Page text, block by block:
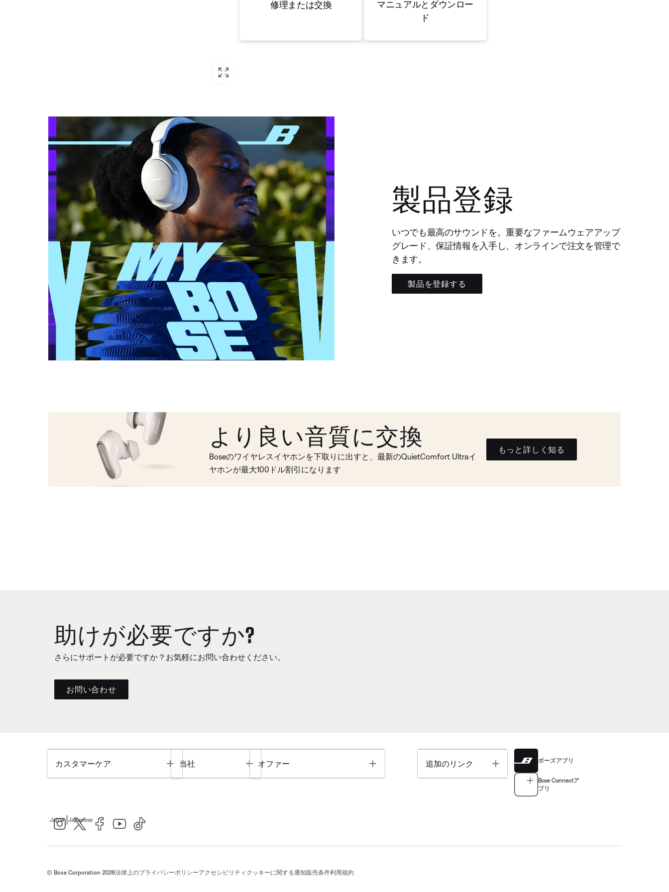
修理または交換
マニュアルとダウンロー
ド
製品登録
いつでも最高のサウンドを。重要なファームウェアアップ
グレード、保証情報を入手し、オンラインで注文を管理で
きます。
製品を登録する
より良い音質に交換
Boseのワイヤレスイヤホンを下取りに出すと、最新のQuietComfort Ultraイ
ヤホンが最大100ドル割引になります
もっと詳しく知る
助けが必要ですか?
さらにサポートが必要ですか？お気軽にお問い合わせください。
お問い合わせ
カスタマーケア Toggle
当社 Toggle
オファー Toggle 追加のリンク Toggle ボーズアプリ
Bose Connectア
プリ
Japan Japanese
© Bose Corporation 2026法律上のプライバシーポリシーアクセシビリティ クッキーに関する通知販売条件利用規約